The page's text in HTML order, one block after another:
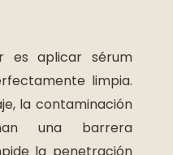
es aplicar sérum
limpia.
la contaminación
una barrera
la penetración